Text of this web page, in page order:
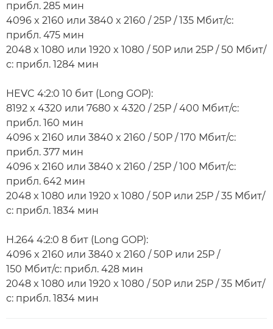
прибл. 285 мин
4096 x 2160 или 3840 x 2160 / 25P / 135 Мбит/с:
прибл. 475 мин
2048 x 1080 или 1920 x 1080 / 50P или 25P / 50 Мбит/
с: прибл. 1284 мин
HEVC 4:2:0 10 бит (Long GOP):
8192 x 4320 или 7680 x 4320 / 25P / 400 Мбит/с:
прибл. 160 мин
4096 x 2160 или 3840 x 2160 / 50P / 170 Мбит/с:
прибл. 377 мин
4096 x 2160 или 3840 x 2160 / 25P / 100 Мбит/с:
прибл. 642 мин
2048 x 1080 или 1920 x 1080 / 50P или 25P / 35 Мбит/
с: прибл. 1834 мин
H.264 4:2:0 8 бит (Long GOP):
4096 x 2160 или 3840 x 2160 / 50P или 25P /
150 Мбит/с: прибл. 428 мин
2048 x 1080 или 1920 x 1080 / 50P или 25P / 35 Мбит/
с: прибл. 1834 мин